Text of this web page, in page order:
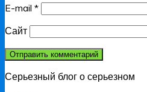
E-mail *
Сайт
Серьезный блог о серьезном